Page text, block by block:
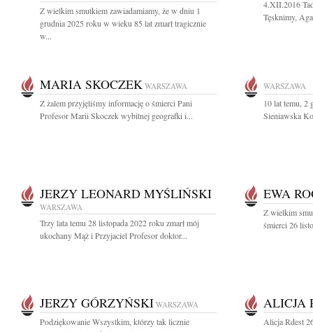
Z wielkim smutkiem zawiadamiamy, że w dniu 1
grudnia 2025 roku w wieku 85 lat zmarł tragicznie
w...
4.XII.2016
Tęsknimy,
MARIA SKOCZEK WARSZAWA
Z żalem przyjęliśmy informację o śmierci Pani
Profesor Marii Skoczek wybitnej geografki i...
WARSZAWA
10 lat temu, 2
Sieniawska
JERZY LEONARD MYŚLIŃSKI
WARSZAWA
Trzy lata temu 28 listopada 2022 roku zmarł mój
ukochany Mąż i Przyjaciel Profesor doktor...
EWA
Z wielkim
śmierci 26
JERZY GÓRZYŃSKI WARSZAWA
Podziękowanie Wszystkim, którzy tak licznie
ALICJA
Alicja Rdest